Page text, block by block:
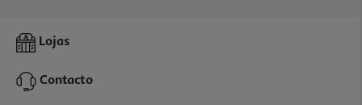
Capa Preta Qilive 600190518 Magnética Iphone 16e
13,99 €
Lojas
Contacto